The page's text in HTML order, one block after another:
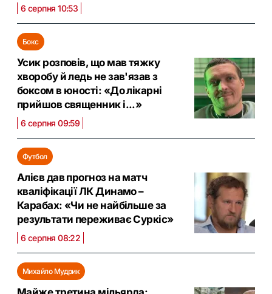
6 серпня 10:53
Бокс
Усик розповів, що мав тяжку
хворобу й ледь не зав'язав з
боксом в юності: «До лікарні
прийшов священник і...»
6 серпня 09:59
Футбол
Алієв дав прогноз на матч
кваліфікації ЛК Динамо –
Карабах: «Чи не найбільше за
результати переживає Суркіс»
6 серпня 08:22
Михайло Мудрик